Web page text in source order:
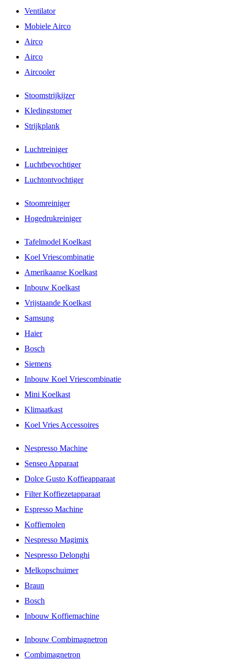
Ventilator
Mobiele Airco
Airco
Airco
Aircooler
Stoomstrijkijzer
Kledingstomer
Strijkplank
Luchtreiniger
Luchtbevochtiger
Luchtontvochtiger
Stoomreiniger
Hogedrukreiniger
Tafelmodel Koelkast
Koel Vriescombinatie
Amerikaanse Koelkast
Inbouw Koelkast
Vrijstaande Koelkast
Samsung
Haier
Bosch
Siemens
Inbouw Koel Vriescombinatie
Mini Koelkast
Klimaatkast
Koel Vries Accessoires
Nespresso Machine
Senseo Apparaat
Dolce Gusto Koffieapparaat
Filter Koffiezetapparaat
Espresso Machine
Koffiemolen
Nespresso Magimix
Nespresso Delonghi
Melkopschuimer
Braun
Bosch
Inbouw Koffiemachine
Inbouw Combimagnetron
Combimagnetron